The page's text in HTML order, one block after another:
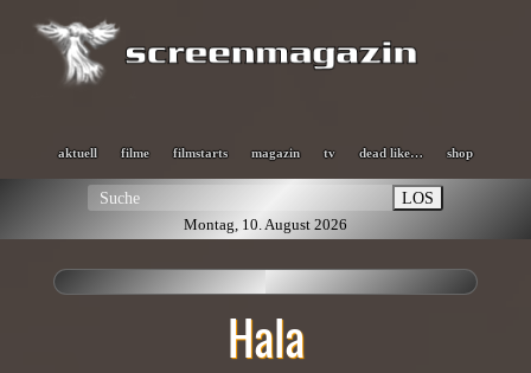
aktuell filme filmstarts magazin tv dead like… shop
LOS
Montag, 10. August 2026
Hala